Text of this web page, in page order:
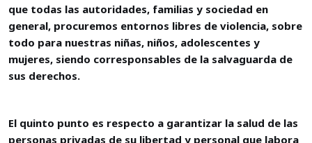
que todas las autoridades, familias y sociedad en
general, procuremos entornos libres de violencia, sobre
todo para nuestras niñas, niños, adolescentes y
mujeres, siendo corresponsables de la salvaguarda de
sus derechos.
El quinto punto es respecto a garantizar la salud de las
personas privadas de su libertad y personal que labora